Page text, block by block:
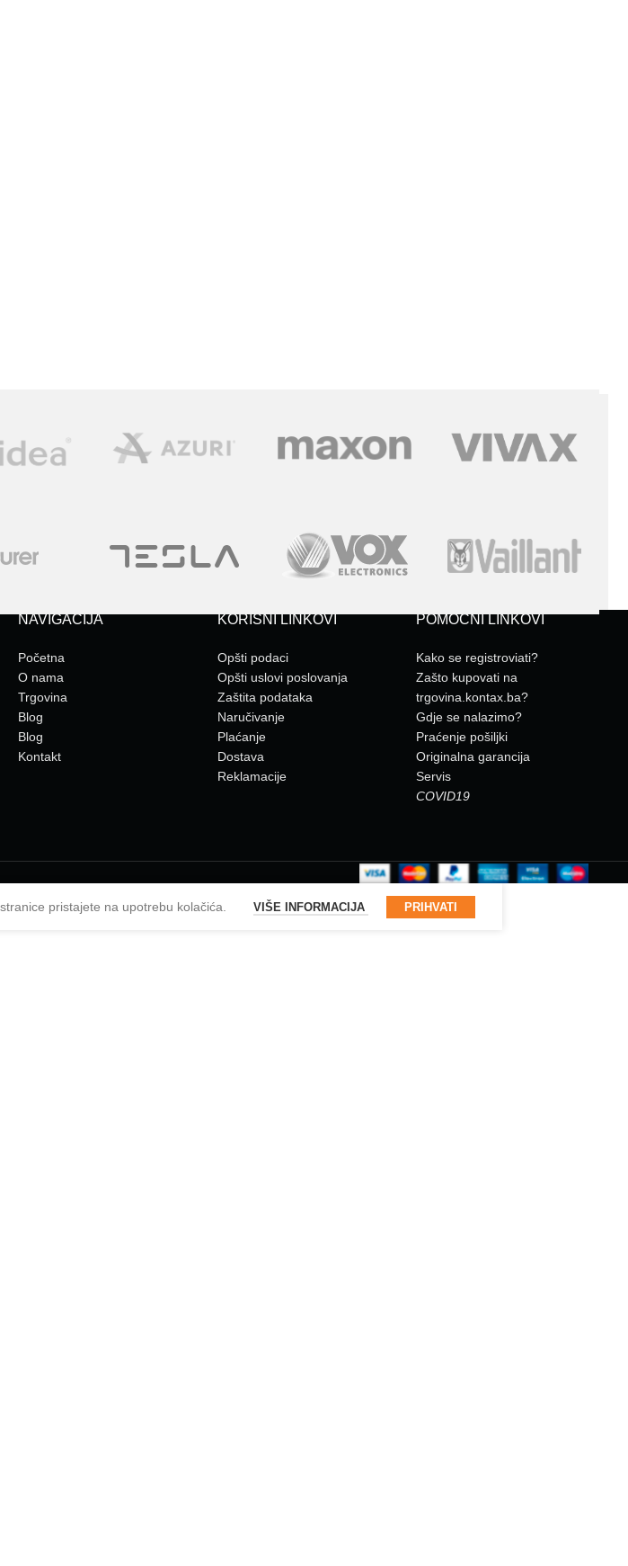
NAVIGACIJA
Početna
O nama
Trgovina
Blog
Blog
Kontakt
KORISNI LINKOVI
Opšti podaci
Opšti uslovi poslovanja
Zaštita podataka
Naručivanje
Plaćanje
Dostava
Reklamacije
POMOĆNI LINKOVI
Kako se registroviati?
Zašto kupovati na
trgovina.kontax.ba?
Gdje se nalazimo?
Praćenje pošiljki
Originalna garancija
Servis
COVID19
pristajete na upotrebu kolačića. VIŠE INFORMACIJA PRIHVATI